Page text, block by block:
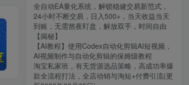
学习。 加盟知拾光，搭建同款项目资源站，实现日入2000+ 【站长运营资料】无水印课程资源
全自动EA量化系统，解锁稳健交易新范式，
24小时不断交易，日入500+，当天收益当天
到账，无需熬夜盯盘，解放双手，时间自由
【揭秘】
【AI教程】使用Codex自动化剪辑AI短视频，
AI视频制作与自动化剪辑的保姆级教程
淘宝私家班，有无货源选品策略，高成功率爆
款全流程打法，全店动销与淘短+付费引流(更